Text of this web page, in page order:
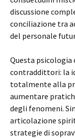
discussione
conciliazione tra
del personale
Questa
contraddittori: la
totalmente alla
aumentare
degli fenomeni.
articolazione
strategie di